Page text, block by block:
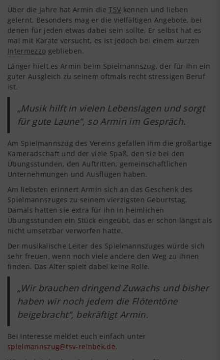
Über die Jahre hat Armin dieTSV kennen und lieben
gelernt. Besonders mag er die vielfältigen Angebote, bei
denen für jeden etwas dabei sein sollte. Er selbst hat es
mal mit Karate versucht, es ist jedoch bei einem kurzen
Intermezzo geblieben.
Länger hielt es Armin beim Spielmannszug, der für ihn ein
guter Ausgleich zu seinem oftmals recht stressigen Beruf
ist.
„Musik hilft in vielen Lebenslagen und sorgt
für gute Laune“, so Armin im Gespräch.
Am Spielmannszug des Vereins gefallen ihm die großartige
Kameradschaft und der viele Spaß, den sie bei den
Übungsstunden, den Auftritten, gemeinschaftlichen
Unternehmungen und Ausflügen haben.
Am liebsten erinnert Armin sich an das Geschenk des
Spielmannszuges zu seinem vierzigsten Geburtstag.
Damals hatten sie extra für ihn in heimlichen
Übungsstunden ein Stück eingeübt, das er schon längst als
nicht umsetzbar verworfen hatte.
Der musikalische Leiter des Spielmannszuges würde sich
sehr freuen, wenn noch viele andere den Weg zu ihnen
finden. Das Alter spielt dabei keine Rolle.
„Wir brauchen dringend Zuwachs und bisher
haben wir noch jedem die Flötentöne
beigebracht“, bekräftigt Armin.
Bei Interesse meldet euch einfach unter
spielmannszug@tsv-reinbek.de.